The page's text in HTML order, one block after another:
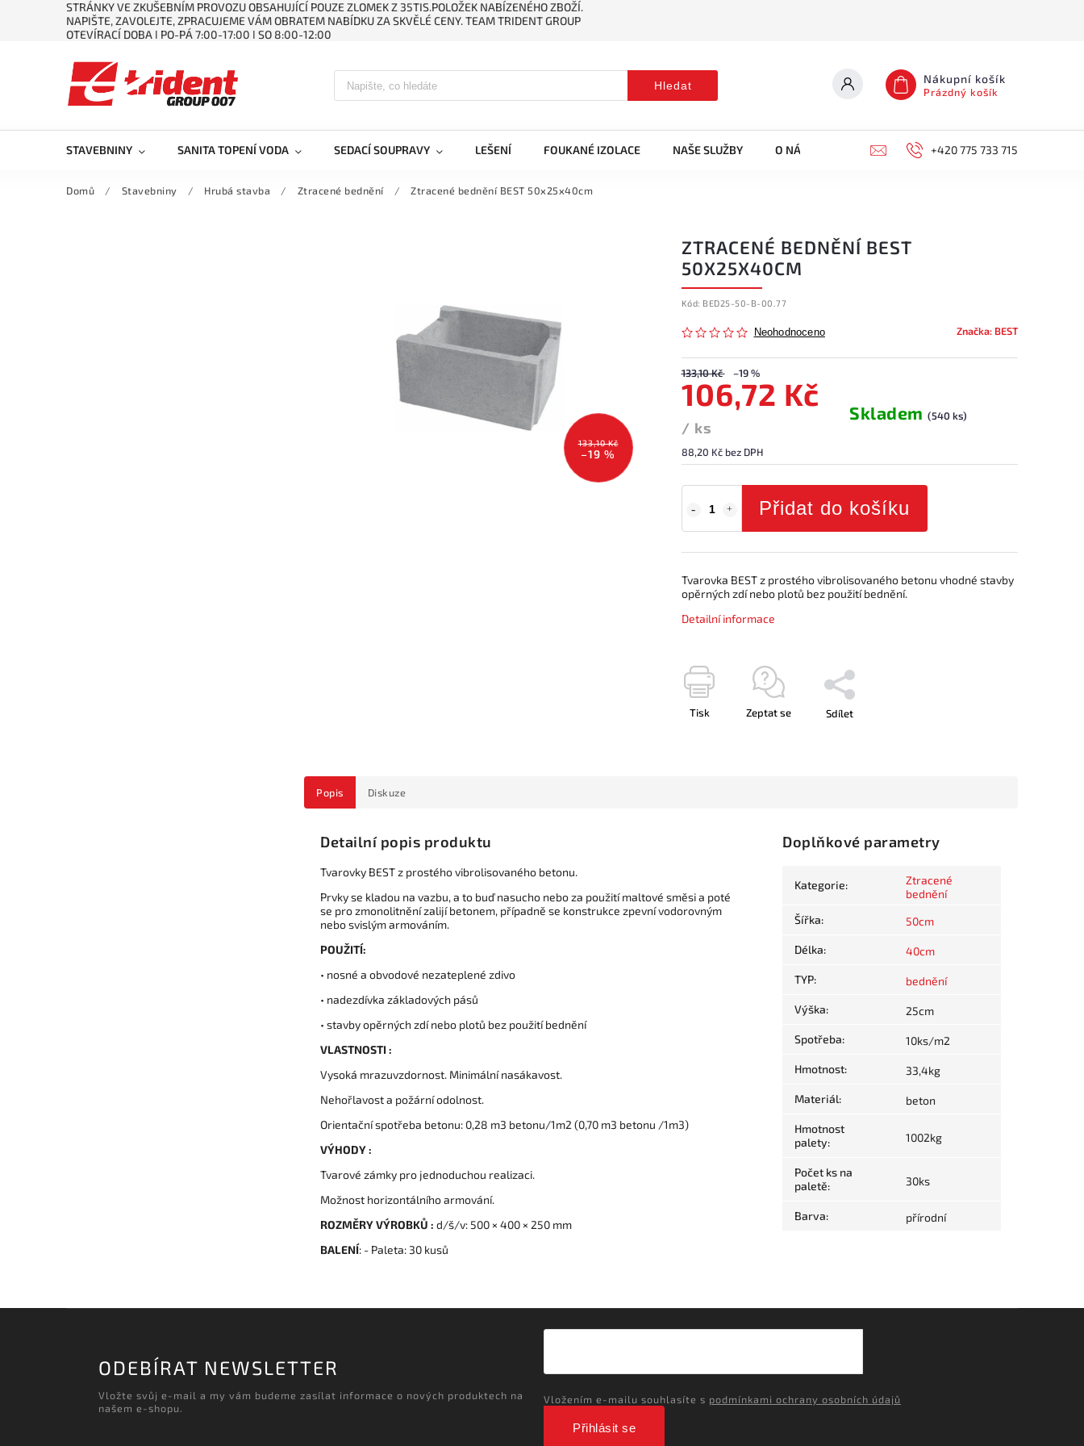
STRÁNKY VE ZKUŠEBNÍM PROVOZU OBSAHUJÍCÍ POUZE ZLOMEK Z 35TIS.POLOŽEK NABÍZENÉHO ZBOŽÍ.
NAPIŠTE, ZAVOLEJTE, ZPRACUJEME VÁM OBRATEM NABÍDKU ZA SKVĚLÉ CENY. TEAM TRIDENT GROUP
OTEVÍRACÍ DOBA ǀ PO-PÁ 7:00-17:00 ǀ SO 8:00-12:00
Hledat Nákupní košík
Prázdný košík
STAVEBNINY SANITA TOPENÍ VODA SEDACÍ SOUPRAVY LEŠENÍ FOUKANÉ IZOLACE NAŠE SLUŽBY O NÁS KONTAKTY +420 775 733 715
Domů / Stavebniny / Hrubá stavba / Ztracené bednění / Ztracené bednění BEST 50x25x40cm
133,10 Kč
–19 %
ZTRACENÉ BEDNĚNÍ BEST
50X25X40CM
Kód: BED25-50-B-00.77
Neohodnoceno Značka: BEST
133,10 Kč –19 %
106,72 Kč
/ ks
88,20 Kč bez DPH
Skladem(540 ks)
Přidat do košíku
Tvarovka BEST z prostého vibrolisovaného betonu vhodné stavby
opěrných zdí nebo plotů bez použití bednění.
Detailní informace
Tisk Zeptat se Sdílet
Popis Diskuze
Detailní popis produktu
Tvarovky BEST z prostého vibrolisovaného betonu.
Prvky se kladou na vazbu, a to buď nasucho nebo za použití maltové směsi a poté
se pro zmonolitnění zalijí betonem, případně se konstrukce zpevní vodorovným
nebo svislým armováním.
POUŽITÍ:
• nosné a obvodové nezateplené zdivo
• nadezdívka základových pásů
• stavby opěrných zdí nebo plotů bez použití bednění
VLASTNOSTI :
Vysoká mrazuvzdornost. Minimální nasákavost.
Nehořlavost a požární odolnost.
Orientační spotřeba betonu: 0,28 m3 betonu/1m2 (0,70 m3 betonu /1m3)
VÝHODY :
Tvarové zámky pro jednoduchou realizaci.
Možnost horizontálního armování.
ROZMĚRY VÝROBKŮ : d/š/v: 500 × 400 × 250 mm
BALENÍ: - Paleta: 30 kusů
Doplňkové parametry
Kategorie:
Ztracené
bednění
Šířka: 50cm
Délka: 40cm
TYP: bednění
Výška: 25cm
Spotřeba: 10ks/m2
Hmotnost: 33,4kg
Materiál: beton
Hmotnost
palety: 1002kg
Počet ks na
paletě: 30ks
Barva: přírodní
ODEBÍRAT NEWSLETTER
Vložte svůj e-mail a my vám budeme zasílat informace o nových produktech na
našem e-shopu.
Vložením e-mailu souhlasíte s podmínkami ochrany osobních údajů
Přihlásit se